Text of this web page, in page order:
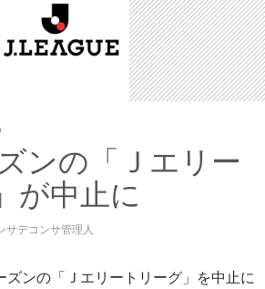
ンの「Ｊエリー
が中止に
サデコンサ管理人
ズンの「Ｊエリートリーグ」を中止に